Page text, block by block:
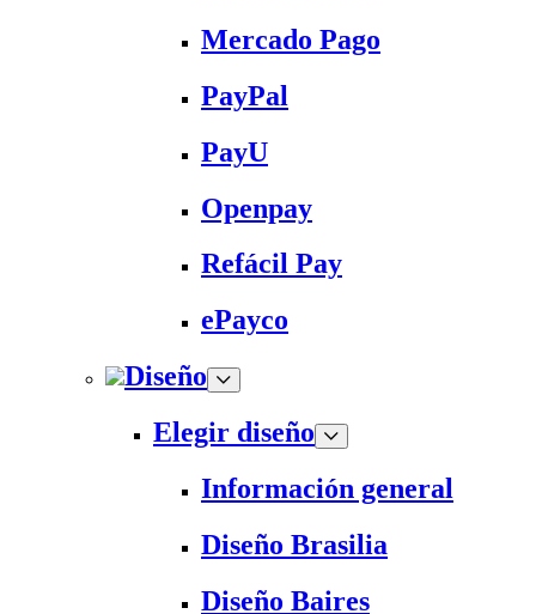
Mercado Pago
PayPal
PayU
Openpay
Refácil Pay
ePayco
Diseño
Elegir diseño
Información general
Diseño Brasilia
Diseño Baires